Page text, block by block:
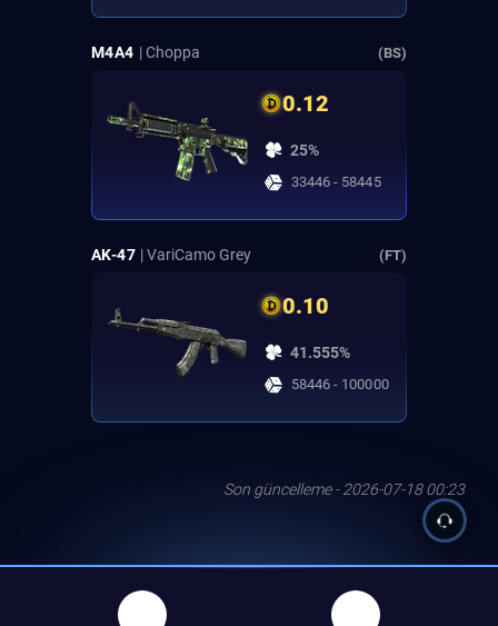
M4A4 | Choppa (BS)
0.12
25%
33446 - 58445
AK-47 | VariCamo Grey (FT)
0.10
41.555%
58446 - 100000
Son güncelleme - 2026-07-18 00:23